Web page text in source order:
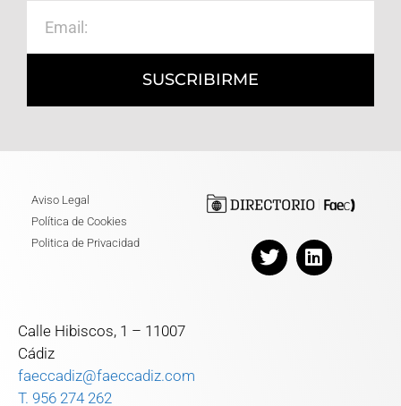
SUSCRIBIRME
Aviso Legal
Política de Cookies
Politica de Privacidad
Calle Hibiscos, 1 – 11007
Cádiz
faeccadiz@faeccadiz.com
T. 956 274 262